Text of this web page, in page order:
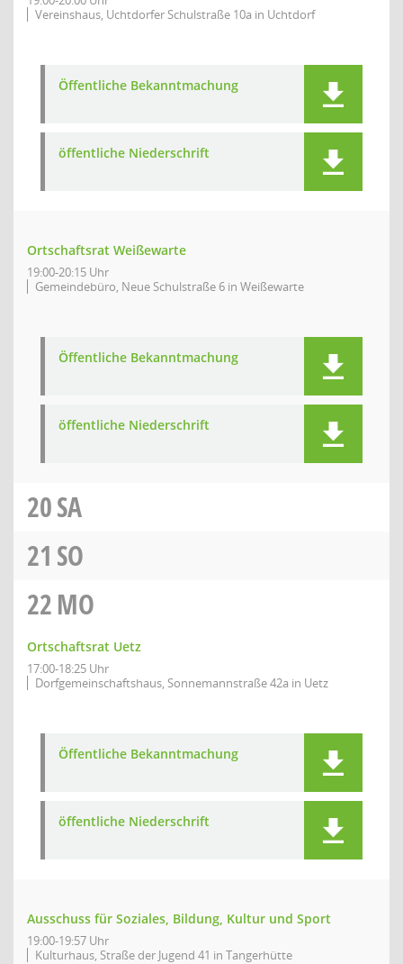
Vereinshaus, Uchtdorfer Schulstraße 10a in Uchtdorf
Öffentliche Bekanntmachung
öffentliche Niederschrift
Ortschaftsrat Weißewarte
19:00-20:15 Uhr
Gemeindebüro, Neue Schulstraße 6 in Weißewarte
Öffentliche Bekanntmachung
öffentliche Niederschrift
20SA
21 SO
22MO
Ortschaftsrat Uetz
17:00-18:25 Uhr
Dorfgemeinschaftshaus, Sonnemannstraße 42a in Uetz
Öffentliche Bekanntmachung
öffentliche Niederschrift
Ausschuss für Soziales, Bildung, Kultur und Sport
19:00-19:57 Uhr
Kulturhaus, Straße der Jugend 41 in Tangerhütte